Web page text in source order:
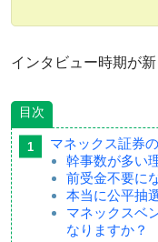
インタビュー時期が
目次
マネックス証券
幹事数が多い
前受金不要に
本当に公平抽
マネックスベ
なりますか？